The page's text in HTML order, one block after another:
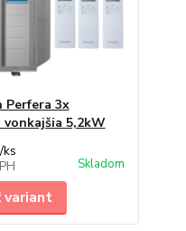
Perfera 3x
5,2kW
/ks
Skladom
variant